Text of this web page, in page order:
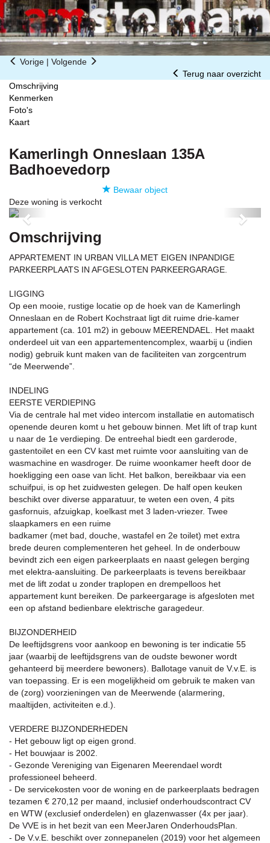
Vorige | Volgende
Terug naar overzicht
Omschrijving
Kenmerken
Foto's
Kaart
Kamerlingh Onneslaan 135A
Badhoevedorp
Bewaar object
Deze woning is verkocht
Previous Next
Omschrijving
APPARTEMENT IN URBAN VILLA MET EIGEN INPANDIGE
PARKEERPLAATS IN AFGESLOTEN PARKEERGARAGE.
LIGGING
Op een mooie, rustige locatie op de hoek van de Kamerlingh
Onneslaan en de Robert Kochstraat ligt dit ruime drie-kamer
appartement (ca. 101 m2) in gebouw MEERENDAEL. Het maakt
onderdeel uit van een appartementencomplex, waarbij u (indien
nodig) gebruik kunt maken van de faciliteiten van zorgcentrum
“de Meerwende”.
INDELING
EERSTE VERDIEPING
Via de centrale hal met video intercom installatie en automatisch
openende deuren komt u het gebouw binnen. Met lift of trap kunt
u naar de 1e verdieping. De entreehal biedt een garderode,
gastentoilet en een CV kast met ruimte voor aansluiting van de
wasmachine en wasdroger. De ruime woonkamer heeft door de
hoekligging een oase van licht. Het balkon, bereikbaar via een
schuifpui, is op het zuidwesten gelegen. De half open keuken
beschikt over diverse apparatuur, te weten een oven, 4 pits
gasfornuis, afzuigkap, koelkast met 3 laden-vriezer. Twee
slaapkamers en een ruime
badkamer (met bad, douche, wastafel en 2e toilet) met extra
brede deuren complementeren het geheel. In de onderbouw
bevindt zich een eigen parkeerplaats en naast gelegen berging
met elektra-aansluiting. De parkeerplaats is tevens bereikbaar
met de lift zodat u zonder traplopen en drempelloos het
appartement kunt bereiken. De parkeergarage is afgesloten met
een op afstand bedienbare elektrische garagedeur.
BIJZONDERHEID
De leeftijdsgrens voor aankoop en bewoning is ter indicatie 55
jaar (waarbij de leeftijdsgrens van de oudste bewoner wordt
gehanteerd bij meerdere bewoners). Ballotage vanuit de V.v.E. is
van toepassing. Er is een mogelijkheid om gebruik te maken van
de (zorg) voorzieningen van de Meerwende (alarmering,
maaltijden, activiteiten e.d.).
VERDERE BIJZONDERHEDEN
- Het gebouw ligt op eigen grond.
- Het bouwjaar is 2002.
- Gezonde Vereniging van Eigenaren Meerendael wordt
professioneel beheerd.
- De servicekosten voor de woning en de parkeerplaats bedragen
tezamen € 270,12 per maand, inclusief onderhoudscontract CV
en WTW (exclusief onderdelen) en glazenwasser (4x per jaar).
De VVE is in het bezit van een MeerJaren OnderhoudsPlan.
- De V.v.E. beschikt over zonnepanelen (2019) voor het algemeen